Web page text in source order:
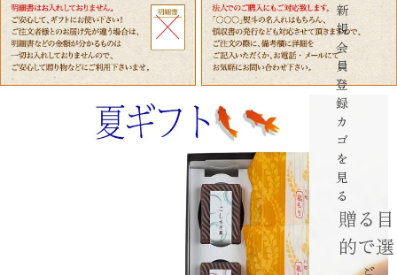
新
規
会
員
登
録
カ
ゴ
を
見
る
贈る目
的で選